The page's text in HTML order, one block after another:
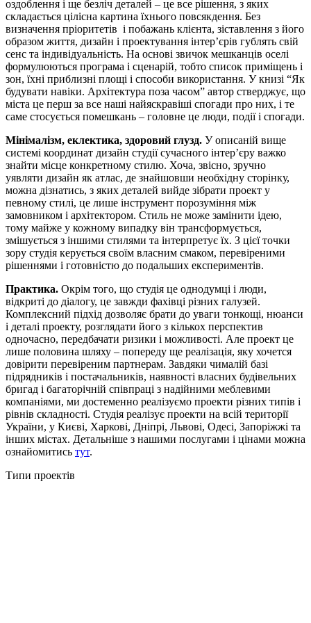
оздоблення і ще безліч деталей – це все рішення, з яких
складається цілісна картина їхнього повсякдення. Без
визначення пріоритетів і побажань клієнта, зіставлення з його
образом життя, дизайн і проектування інтер’єрів гублять свій
сенс та індивідуальність. На основі звичок мешканців оселі
формулюються програма і сценарій, тобто список приміщень і
зон, їхні приблизні площі і способи використання. У книзі “Як
будувати навіки. Архітектура поза часом” автор стверджує, що
міста це перш за все наші найяскравіші спогади про них, і те
саме стосується помешкань – головне це люди, події і спогади.
Мінімалізм, еклектика, здоровий глузд. У описаній вище
системі координат дизайн студії сучасного інтер’єру важко
знайти місце конкретному стилю. Хоча, звісно, зручно
уявляти дизайн як атлас, де знайшовши необхідну сторінку,
можна дізнатись, з яких деталей вийде зібрати проект у
певному стилі, це лише інструмент порозуміння між
замовником і архітектором. Стиль не може замінити ідею,
тому майже у кожному випадку він трансформується,
змішується з іншими стилями та інтерпретує їх. З цієї точки
зору студія керується своїм власним смаком, перевіреними
рішеннями і готовністю до подальших експериментів.
Практика. Окрім того, що студія це однодумці і люди,
відкриті до діалогу, це завжди фахівці різних галузей.
Комплексний підхід дозволяє брати до уваги тонкощі, нюанси
і деталі проекту, розглядати його з кількох перспектив
одночасно, передбачати ризики і можливості. Але проект це
лише половина шляху – попереду ще реалізація, яку хочется
довірити перевіреним партнерам. Завдяки чималій базі
підрядників і постачальників, наявності власних будівельних
бригад і багаторічній співпраці з надійними меблевими
компаніями, ми достеменно реалізуємо проекти різних типів і
рівнів складності. Студія реалізує проекти на всій території
України, у Києві, Харкові, Дніпрі, Львові, Одесі, Запоріжжі та
інших містах. Детальніше з нашими послугами і цінами можна
ознайомитись тут.
Типи проектів